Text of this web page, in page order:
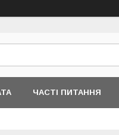
ЧАСТІ ПИТАННЯ